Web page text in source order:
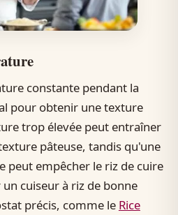
constante pendant la
pour obtenir une texture
trop élevée peut entraîner
pâteuse, tandis qu'une
peut empêcher le riz de cuire
cuiseur à riz de bonne
précis, comme le Rice